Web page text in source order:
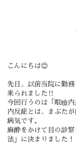
こんにちは😊
先日、以前当院に勤
来られました‼️
今回行うのは「眼瞼内
内反症とは、まぶた
病気です。
麻酔をかけて目の診
法」に決まりました！